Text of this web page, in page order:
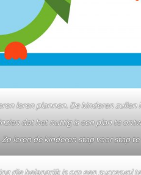
leren plannen. De kinderen
dat het nuttig is een plan te
leren de kinderen stap voor stap te
die belangrijk is om een succesvol